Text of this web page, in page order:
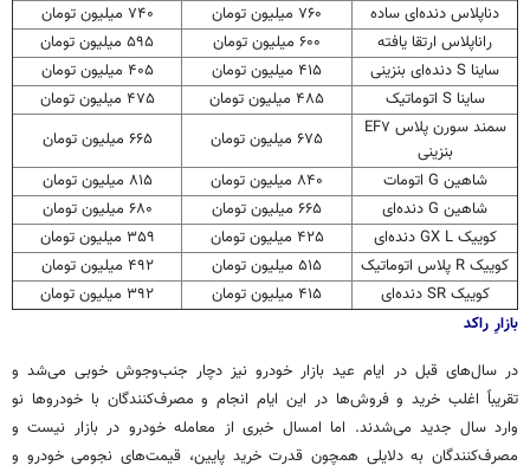
دناپلاس دنده‌ای ساده ۷۶۰ میلیون تومان
۷۴۰ میلیون تومان
راناپلاس ارتقا یافته ۶۰۰ میلیون تومان
۵۹۵ میلیون تومان
ساینا S دنده‌ای بنزینی
۴۱۵ میلیون تومان
۴۰۵ میلیون تومان
ساینا S اتوماتیک
۴۸۵ میلیون تومان
۴۷۵ میلیون تومان
سمند سورن پلاس EF۷
بنزینی
۶۷۵ میلیون تومان
۶۶۵ میلیون تومان
شاهین G اتومات
۸۴۰ میلیون تومان
۸۱۵ میلیون تومان
شاهین G دنده‌ای
۶۶۵ میلیون تومان
۶۸۰ میلیون تومان
کوییک GX L دنده‌ای ۴۲۵ میلیون تومان
۳۵۹ میلیون تومان
کوییک
۵۱۵ میلیون تومان
۴۹۲ میلیون تومان
کوییک SR دنده‌ای ۴۱۵ میلیون تومان
۳۹۲ میلیون تومان
بازارِ راکد
در سال‌های قبل در ایام عید بازار خودرو نیز دچار جنب‌وجوش خوبی می‌شد و
تقریباً اغلب خرید و فروش‌ها در این ایام انجام و مصرف‌کنندگان با خودروها نو
وارد سال جدید می‌شدند. اما امسال خبری از معامله خودرو در بازار نیست و
مصرف‌کنندگان به دلایلی همچون قدرت خرید پایین، قیمت‌های نجومی خودرو و